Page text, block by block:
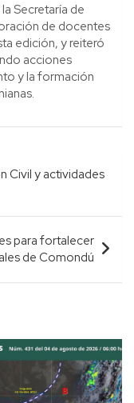
Secretaría de
de docentes
edición, y reiteró
acciones
y la formación
Civil y actividades
para fortalecer
de Comondú